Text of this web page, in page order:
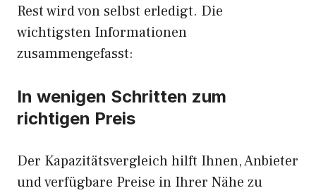
Rest wird von selbst erledigt. Die
wichtigsten Informationen
zusammengefasst:
In wenigen Schritten zum
richtigen Preis
Der Kapazitätsvergleich hilft Ihnen, Anbieter
und verfügbare Preise in Ihrer Nähe zu